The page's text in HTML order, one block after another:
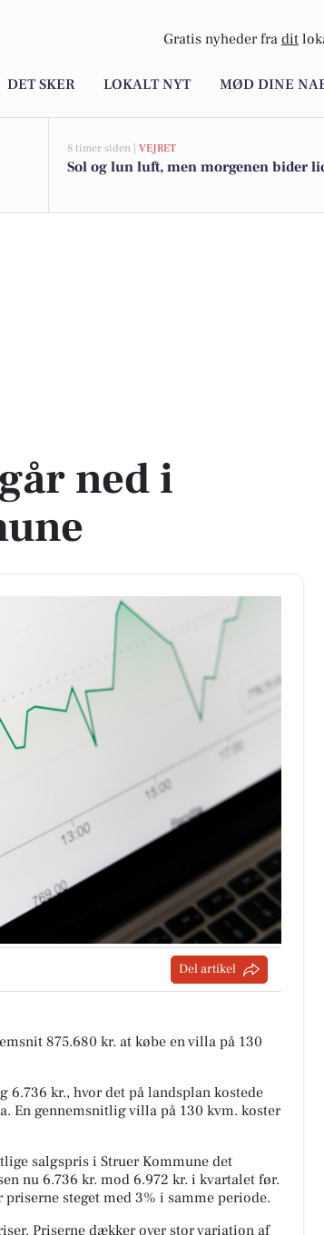
Gratis nyheder fra dit
DET SKER LOKALT NYT MØD DINE
8 timer siden | VEJRET
Sol og lun luft, men morgenen bider
ned i
Del artikel
875.680 kr. at købe en villa på 130
6.736 kr., hvor det på landsplan kostede
En gennemsnitlig villa på 130 kvm. koster
salgspris i Struer Kommune det
nu 6.736 kr. mod 6.972 kr. i kvartalet før.
steget med 3% i samme periode.
Priserne dækker over stor variation af